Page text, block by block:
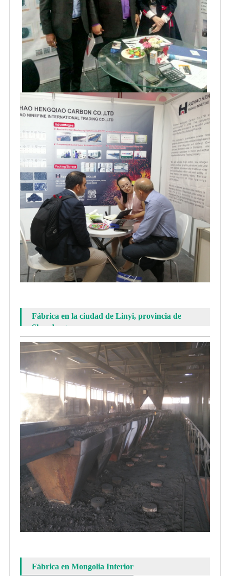
Fábrica en la ciudad de Linyi, provincia de
Shandong
Fábrica en Mongolia Interior